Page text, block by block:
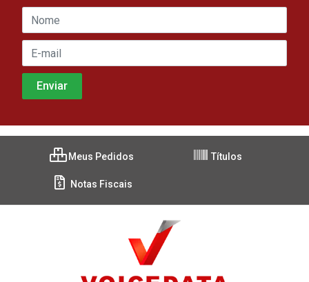
Meus Pedidos Títulos
Notas Fiscais